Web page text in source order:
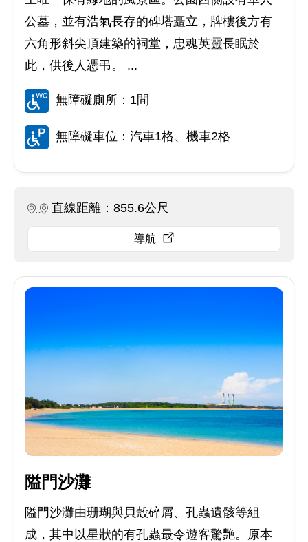
公墓，並有浩氣長存的碑塔矗立，牌樓後方有
六角形斜尖頂建築的祠堂，忠魂英靈長眠於
此，供後人憑弔。 ...
無障礙廁所：1間
無障礙車位：汽車1格、機車2格
直線距離：855.6公尺
導航
隘門沙灘
隘門沙灘由珊瑚與貝殼碎屑、孔蟲遺骸等組
成，其中以星狀的有孔蟲最令遊客驚艷。原本